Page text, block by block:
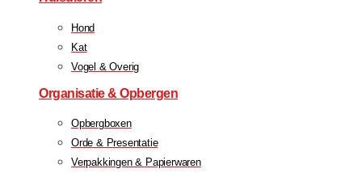
Hond
Kat
Vogel & Overig
Organisatie & Opbergen
Opbergboxen
Orde & Presentatie
Verpakkingen & Papierwaren